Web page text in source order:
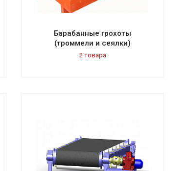
Барабанные грохоты
(троммели и сеялки)
2 товара